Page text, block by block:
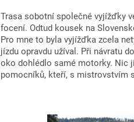
Trasa sobotní společné vyjížďky
focení. Odtud kousek na
Pro mne to byla vyjížďka zcela
jízdu opravdu užíval. Při návratu
oko dohlédlo samé motorky. Nic
pomocníků, kteří, s mistrovstvím